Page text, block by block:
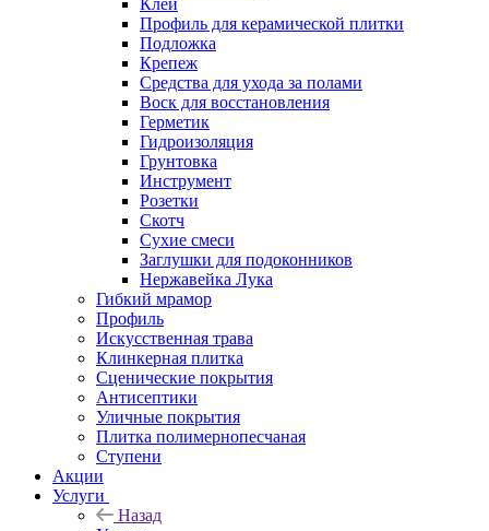
Профиль для керамической плитки
Подложка
Крепеж
Средства для ухода за полами
Воск для восстановления
Герметик
Гидроизоляция
Грунтовка
Инструмент
Розетки
Скотч
Сухие смеси
Заглушки для подоконников
Нержавейка Лука
Гибкий мрамор
Профиль
Искусственная трава
Клинкерная плитка
Сценические покрытия
Антисептики
Уличные покрытия
Плитка полимернопесчаная
Ступени
Акции
Услуги
Назад